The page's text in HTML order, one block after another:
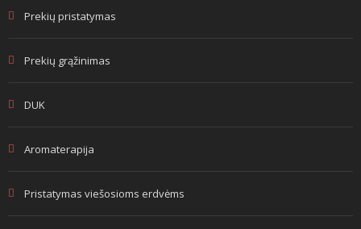
Prekių pristatymas
Prekių grąžinimas
DUK
Aromaterapija
Pristatymas viešosioms erdvėms